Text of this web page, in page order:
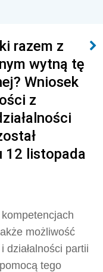
razem z
wytną tę
Wniosek
z
12 listopada
możliwość
działalności partii
tego